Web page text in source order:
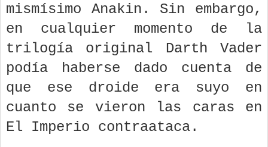
mismísimo Anakin. Sin embargo,
en cualquier momento de la
trilogía original Darth Vader
podía haberse dado cuenta de
que ese droide era suyo en
cuanto se vieron las caras en
El Imperio contraataca.